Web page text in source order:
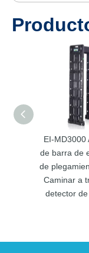
EI-MD3000
de barra de
de
Caminar a
detector